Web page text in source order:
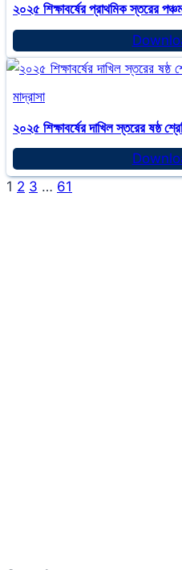
২০২৫ শিক্ষাবর্ষের প্রাথমিক স্তরের
মাদ্রাসা
২০২৫ শিক্ষাবর্ষের দাখিল স্তরের ষষ্ঠ
Page
1 2 3 … 61